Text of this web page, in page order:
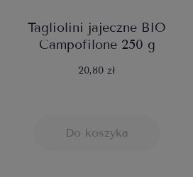
Tagliolini jajeczne BIO
Campofilone 250 g
20,80 zł
Do koszyka